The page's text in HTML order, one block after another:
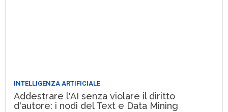
INTELLIGENZA ARTIFICIALE
Addestrare l'AI senza violare il diritto
d'autore: i nodi del Text e Data Mining